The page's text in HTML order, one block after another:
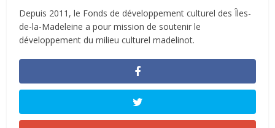
Depuis 2011, le Fonds de développement culturel des Îles-
de-la-Madeleine a pour mission de soutenir le
développement du milieu culturel madelinot.